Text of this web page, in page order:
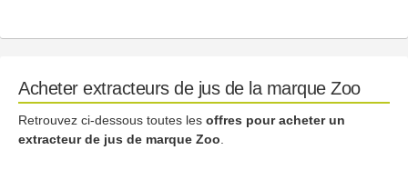
Acheter extracteurs de jus de la marque Zoo
Retrouvez ci-dessous toutes les offres pour acheter un
extracteur de jus de marque Zoo